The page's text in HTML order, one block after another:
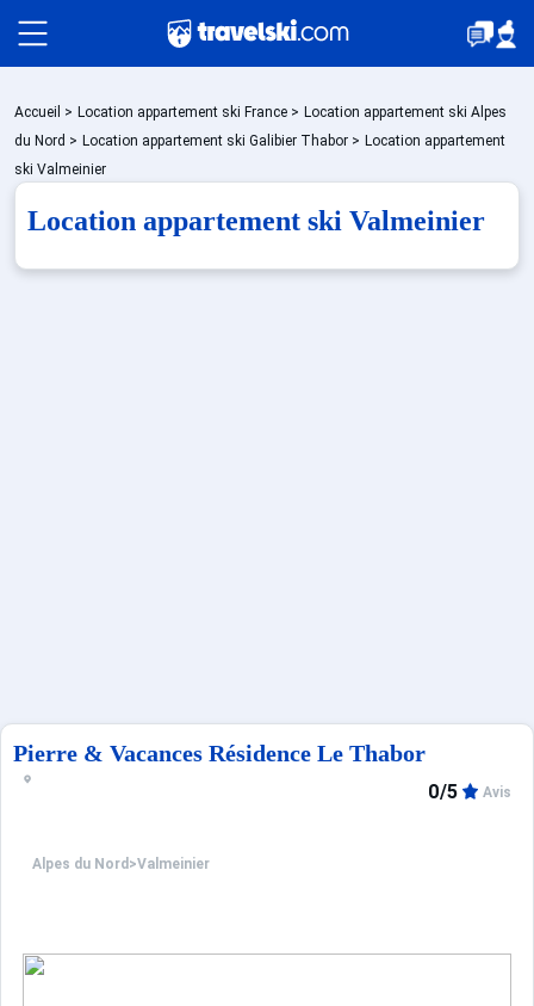
Packages
Accueil > Location appartement ski France > Location appartement ski Alpes
du Nord > Location appartement ski Galibier Thabor > Location appartement
ski Valmeinier
Location appartement ski Valmeinier
Pierre & Vacances Résidence Le Thabor
Alpes du Nord >Valmeinier
0/5 Avis